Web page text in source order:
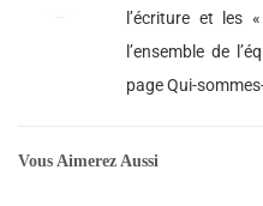
l’écriture et les
l’ensemble de
page Qui-
Vous Aimerez Aussi